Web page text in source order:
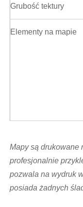
Grubość tektury
Elementy na mapie
Mapy są drukowane
profesjonalnie
pozwala na wydruk
posiada żadnych